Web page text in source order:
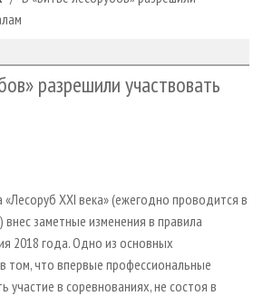
ПЛИТ
REVIEW
разрешили участвовать
XXI века» (ежегодно проводится в
внес заметные изменения в правила
2018 года. Одно из основных
том, что впервые профессиональные
участие в соревнованиях, не состоя в